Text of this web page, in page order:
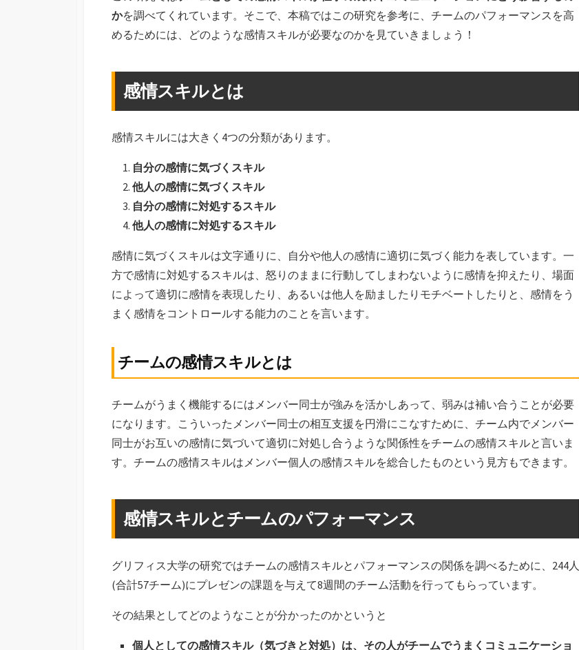
かを調べてくれています。そこで、本稿ではこの研究を参考に、チームのパフォーマンスを高
めるためには、どのような感情スキルが必要なのかを見ていきましょう！
感情スキルとは
感情スキルには大きく4つの分類があります。
自分の感情に気づくスキル
他人の感情に気づくスキル
自分の感情に対処するスキル
他人の感情に対処するスキル
感情に気づくスキルは文字通りに、自分や他人の感情に適切に気づく能力を表しています。一
方で感情に対処するスキルは、怒りのままに行動してしまわないように感情を抑えたり、場面
によって適切に感情を表現したり、あるいは他人を励ましたりモチベートしたりと、感情をう
まく感情をコントロールする能力のことを言います。
チームの感情スキルとは
チームがうまく機能するにはメンバー同士が強みを活かしあって、弱みは補い合うことが必要
になります。こういったメンバー同士の相互支援を円滑にこなすために、チーム内でメンバー
同士がお互いの感情に気づいて適切に対処し合うような関係性をチームの感情スキルと言いま
す。チームの感情スキルはメンバー個人の感情スキルを総合したものという見方もできます。
感情スキルとチームのパフォーマンス
グリフィス大学の研究ではチームの感情スキルとパフォーマンスの関係を調べるために、244人
(合計57チーム)にプレゼンの課題を与えて8週間のチーム活動を行ってもらっています。
その結果としてどのようなことが分かったのかというと
個人としての感情スキル（気づきと対処）は、その人がチームでうまくコミュニケーショ